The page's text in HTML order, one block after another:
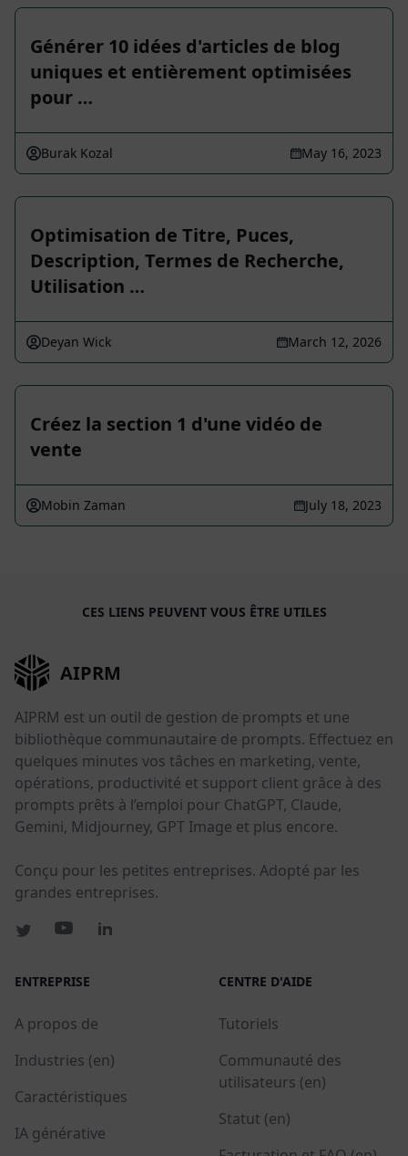
Générer 10 idées d'articles de blog
uniques et entièrement optimisées
pour …
Burak Kozal May 16, 2023
Optimisation de Titre, Puces,
Description, Termes de Recherche,
Utilisation …
Deyan Wick March 12, 2026
Créez la section 1 d'une vidéo de
vente
Mobin Zaman July 18, 2023
CES LIENS PEUVENT VOUS ÊTRE UTILES
AIPRM
AIPRM est un outil de gestion de prompts et une
bibliothèque communautaire de prompts. Effectuez en
quelques minutes vos tâches en marketing, vente,
opérations, productivité et support client grâce à des
prompts prêts à l’emploi pour ChatGPT, Claude,
Gemini, Midjourney, GPT Image et plus encore.
Conçu pour les petites entreprises. Adopté par les
grandes entreprises.
ENTREPRISE
A propos de
Industries (en)
Caractéristiques
IA générative
CENTRE D'AIDE
Tutoriels
Communauté des
utilisateurs (en)
Statut (en)